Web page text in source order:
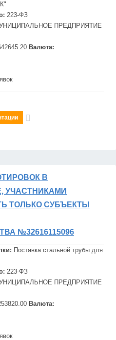
"
223-ФЗ
ПРЕДПРИЯТИЕ
Валюта:
В
УЧАСТНИКАМИ
ТОЛЬКО СУБЪЕКТЫ
№32616115096
Поставка стальной трубы для
223-ФЗ
ПРЕДПРИЯТИЕ
Валюта: